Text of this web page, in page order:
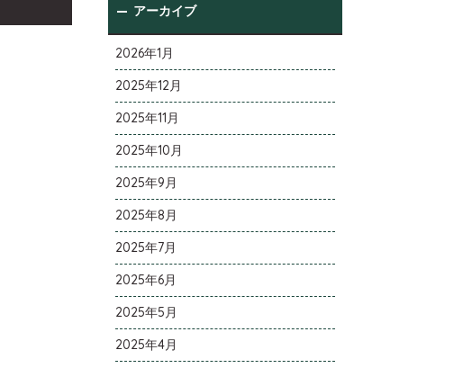
アーカイブ
2026年1月
2025年12月
2025年11月
2025年10月
2025年9月
2025年8月
2025年7月
2025年6月
2025年5月
2025年4月